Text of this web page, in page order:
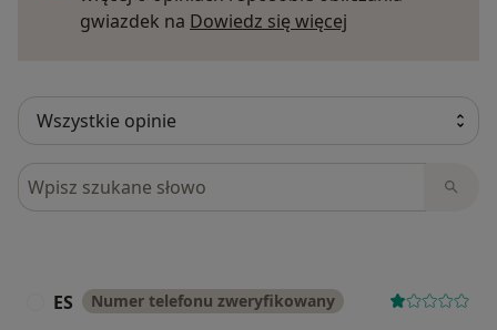
gwiazdek na Dowiedz się więcej
Szukaj w opiniach
ES Numer telefonu zweryfikowany